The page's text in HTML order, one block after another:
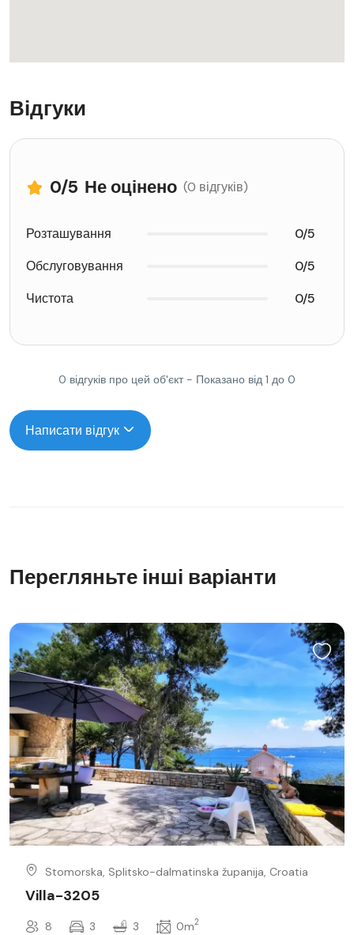
Відгуки
0/5 Не оцінено (0 відгуків)
Розташування
0/5
Обслуговування
0/5
Чистота
0/5
0 відгуків про цей об'єкт - Показано від 1 до 0
Написати відгук
Перегляньте інші варіанти
Stomorska, Splitsko-dalmatinska županija, Croatia
Villa-3205
8 3 3 0m2